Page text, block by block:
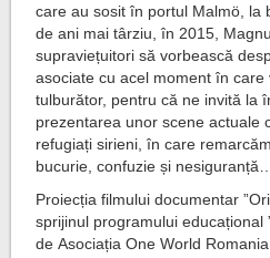
care au sosit în portul Malmö, la
de ani mai târziu, în 2015,
supraviețuitori să vorbească
asociate cu acel moment în
tulburător, pentru că ne invită la
prezentarea unor scene actuale
refugiați sirieni, în care
bucurie, confuzie și nesiguranță…
Proiecția filmului documentar
sprijinul programului educațional
de Asociația One World